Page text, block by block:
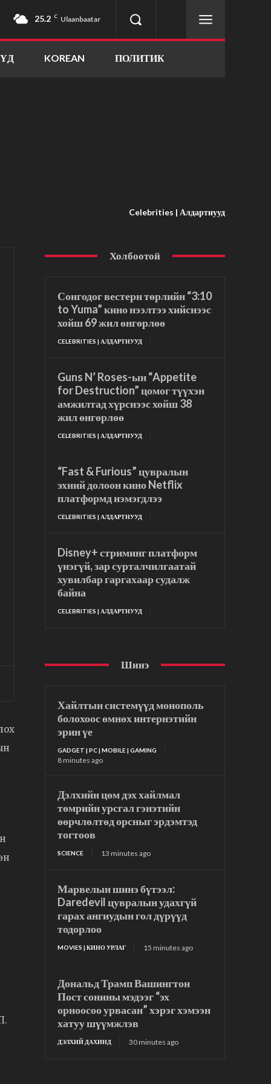
25.2 C Ulaanbaatar
KOREAN ПОЛИТИК
Celebrities | Алдартнууд
Холбоотой
Сонгодог вестерн төрлийн “3:10
to Yuma” кино нээлтээ хийснээс
хойш 69 жил өнгөрлөө
CELEBRITIES | АЛДАРТНУУД
Guns N’ Roses-ын “Appetite
for Destruction” цомог түүхэн
амжилтад хүрснээс хойш 38
жил өнгөрлөө
CELEBRITIES | АЛДАРТНУУД
“Fast & Furious” цувралын
эхний долоон кино Netflix
платформд нэмэгдлээ
CELEBRITIES | АЛДАРТНУУД
Disney+ стриминг платформ
үнэгүй, зар сурталчилгаатай
хувилбар гаргахаар судалж
байна
CELEBRITIES | АЛДАРТНУУД
Шинэ
Хайлтын системүүд монополь
болохоос өмнөх интернэтийн
эрин үе
GADGET | PC | MOBILE | GAMING
8 minutes ago
Дэлхийн цөм дэх хайлмал
төмрийн урсгал гэнэтийн
өөрчлөлтөд орсныг эрдэмтэд
тогтоов
SCIENCE 13 minutes ago
Марвелын шинэ бүтээл:
Daredevil цувралын удахгүй
гарах ангиудын гол дүрүүд
тодорлоо
MOVIES | КИНО УРЛАГ 15 minutes ago
Дональд Трамп Вашингтон
Пост сонины мэдээг “эх
орноосоо урвасан” хэрэг хэмээн
хатуу шүүмжлэв
ДЭЛХИЙ ДАХИНД 30 minutes ago